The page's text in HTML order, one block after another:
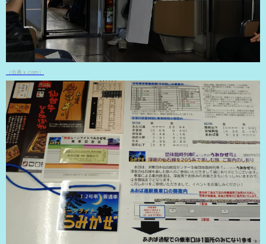
（出典 x.com）